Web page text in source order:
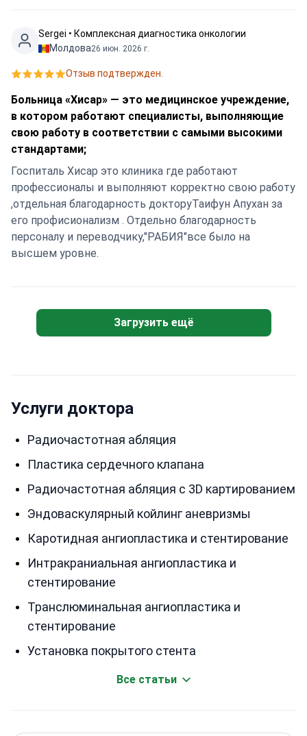
момент: вечером сообщили из Душанбе, ночью
организовано идеально — встреча, госпитализация,
отеле и чувствовала себя прекрасно. Огромное
спасибо всей команде за чёткую, профессиональную
и душевную работу! 💐 С уверенностью рекомендую
Hisar Hospital Intercontinental и Bookimed всем
женщинам, кто ищет качественное, быстрое и
безопасное лечение за границей.
Sergei • Комплексная диагностика онкологии
Молдова26 июн. 2026 г.
Отзыв подтвержден.
Больница «Хисар» — это медицинское учреждение,
в котором работают специалисты, выполняющие
свою работу в соответствии с самыми высокими
стандартами;
Госпиталь Хисар это клиника где работают
профессионалы и выполняют корректно свою работу
,отдельная благодарность докторуТаифун Апухан за
его профисионализм . Отдельно благодарность
персоналу и переводчику,"РАБИЯ"все было на
высшем уровне.
Загрузить ещё
Услуги доктора
Радиочастотная абляция
Пластика сердечного клапана
Радиочастотная абляция с 3D картированием
Эндоваскулярный койлинг аневризмы
Каротидная ангиопластика и стентирование
Интракраниальная ангиопластика и
стентирование
Транслюминальная ангиопластика и
стентирование
Установка покрытого стента
Все статьи